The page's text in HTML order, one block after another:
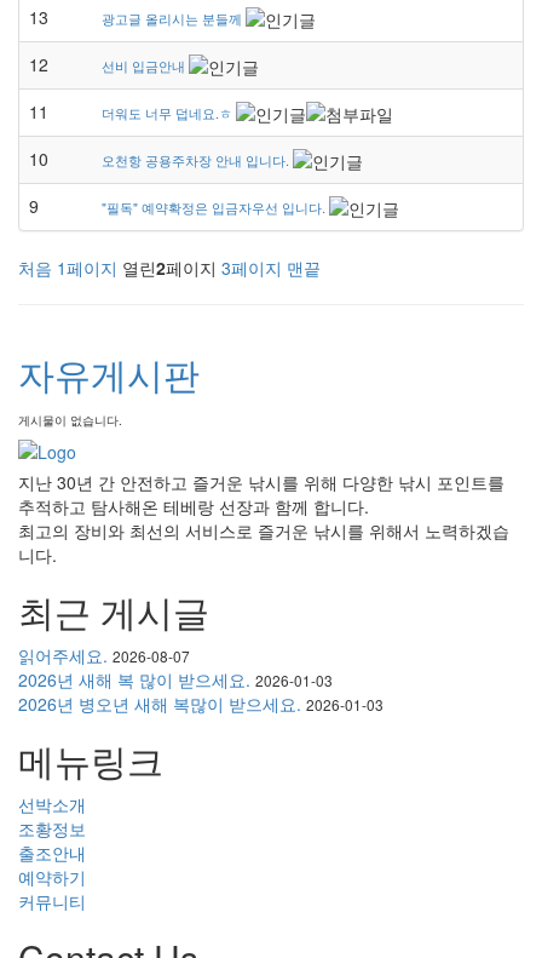
13 광고글 올리시는 분들께
12 선비 입금안내
11 더워도 너무 덥네요.ㅎ
10 오천항 공용주차장 안내 입니다.
9 "필독" 예약확정은 입금자우선 입니다.
처음 1페이지 열린2페이지 3페이지 맨끝
자유게시판
게시물이 없습니다.
지난 30년 간 안전하고 즐거운 낚시를 위해 다양한 낚시 포인트를
추적하고 탐사해온 테베랑 선장과 함께 합니다.
최고의 장비와 최선의 서비스로 즐거운 낚시를 위해서 노력하겠습
니다.
최근 게시글
읽어주세요. 2026-08-07
2026년 새해 복 많이 받으세요. 2026-01-03
2026년 병오년 새해 복많이 받으세요. 2026-01-03
메뉴링크
선박소개
조황정보
출조안내
예약하기
커뮤니티